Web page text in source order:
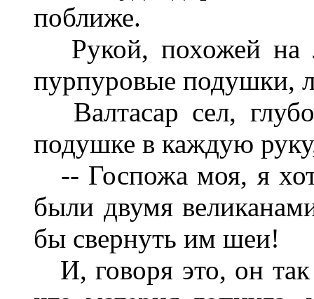
поближе.
Рукой, похожей на
пурпуровые подушки,
Валтасар сел,
подушке в каждую
-- Госпожа моя, я
были двумя
бы свернуть им шеи!
И, говоря это, он